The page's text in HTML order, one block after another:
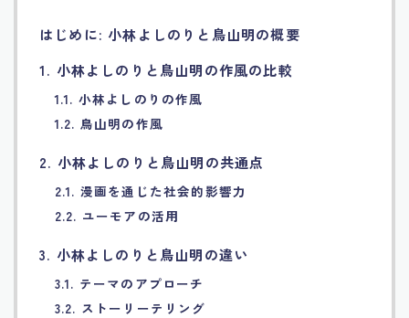
اللغة العربية
Français
Português
はじめに: 小林よしのりと鳥山明の概要
1. 小林よしのりと鳥山明の作風の比較
1.1. 小林よしのりの作風
1.2. 鳥山明の作風
2. 小林よしのりと鳥山明の共通点
2.1. 漫画を通じた社会的影響力
2.2. ユーモアの活用
3. 小林よしのりと鳥山明の違い
3.1. テーマのアプローチ
3.2. ストーリーテリング